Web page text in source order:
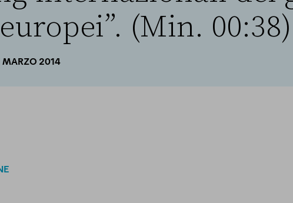
(Min. 00:38)
MARZO 2014